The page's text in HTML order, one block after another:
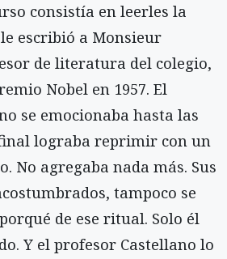
consistía en leerles la
escribió a Monsieur
de literatura del colegio,
Nobel en 1957. El
se emocionaba hasta las
lograba reprimir con un
No agregaba nada más. Sus
tampoco se
de ese ritual. Solo él
Y el profesor Castellano lo